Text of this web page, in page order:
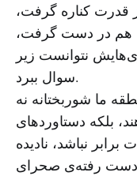
قدرت کناره گرفت،
هم در دست گرفت،
نتوانست زیر
سوال ببرد.
ما شوربختانه نه
بلکه دستاوردهای
برابر نباشد، نادیده
دست رفته‌ی صحرای